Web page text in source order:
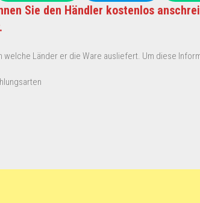
Sie den Händler kostenlos
welche Länder er die Ware ausliefert. Um diese